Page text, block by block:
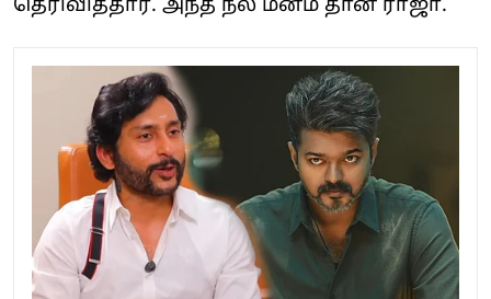
தெரிவித்தார். அந்த நல் மனம் தான் ராஜா.